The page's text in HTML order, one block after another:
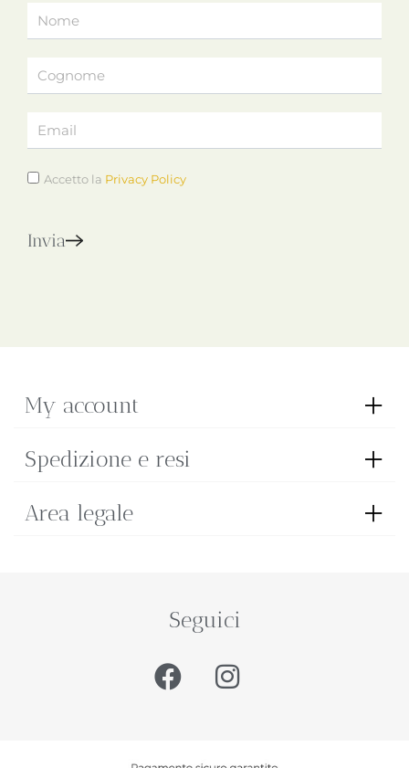
Accetto la Privacy Policy
Invia
My account
Spedizione e resi
Area legale
Seguici